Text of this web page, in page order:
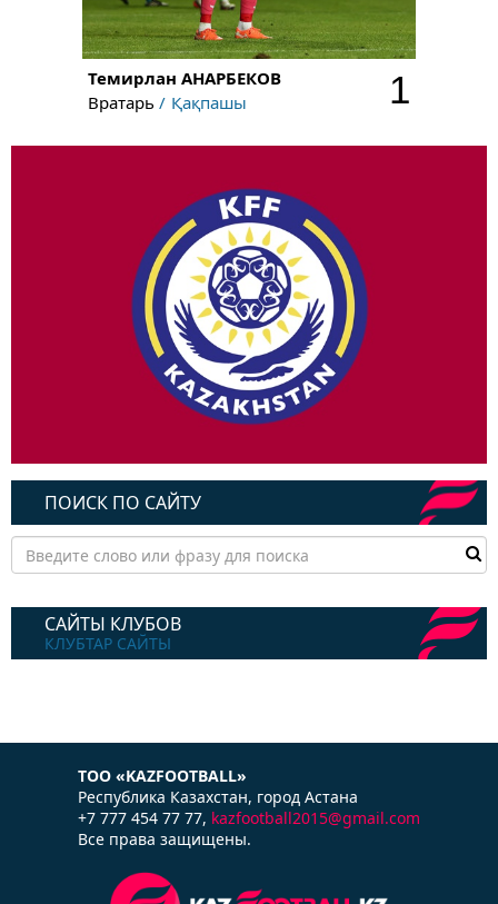
Темирлан АНАРБЕКОВ
Вратарь
Қақпашы 1
ПОИСК ПО САЙТУ
САЙТЫ КЛУБОВ
КЛУБТАР САЙТЫ
ТОО «KAZFOOTBALL»
Республика Казаxстан, город Астана
+7 777 454 77 77, kazfootball2015@gmail.com
Все права защищены.